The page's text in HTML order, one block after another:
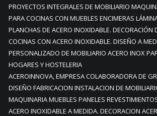
PROYECTOS INTEGRALES DE MOBILIARIO
PARA COCINAS CON MUEBLES ENCIMERAS
PLANCHAS DE ACERO INOXIDABLE. DECORACIÓN
COCINAS CON ACERO INOXIDABLE. DISEÑO A
PERSONALIZADO DE MOBILIARIO ACERO INOX
HOGARES Y HOSTELERIA
ACEROINNOVA, EMPRESA COLABORADORA DE
DISEÑO FABRICACION INSTALACION DE
MAQUINARIA MUEBLES PANELES
ACERO INOXIDABLE A MEDIDA. DECORACION